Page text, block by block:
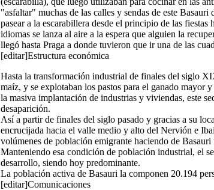
"asfaltar" muchas de las calles y sendas de este
pasear a la escarabillera desde el principio de las
idiomas se lanza al aire a la espera que alguien la
llegó hasta Praga a donde tuvieron que ir una de las
[editar]Estructura económica
Hasta la transformación industrial de finales del siglo
maíz, y se explotaban los pastos para el ganado mayor
la masiva implantación de industrias y viviendas, este
desaparición.
Así a partir de finales del siglo pasado y gracias a su
encrucijada hacia el valle medio y alto del Nervión e
volúmenes de población emigrante haciendo de
Manteniendo esa condición de población industrial, el
desarrollo, siendo hoy predominante.
La población activa de Basauri la componen 20.194
[editar]Comunicaciones